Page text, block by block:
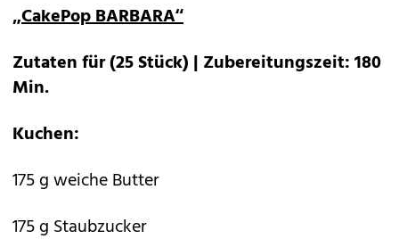
„CakePop BARBARA“
Zutaten für (25 Stück) | Zubereitungszeit: 180
Min.
Kuchen:
175 g weiche Butter
175 g Staubzucker